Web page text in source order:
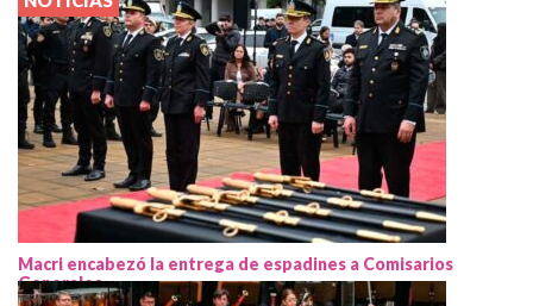
Macri encabezó la entrega de espadines a Comisarios
Generales